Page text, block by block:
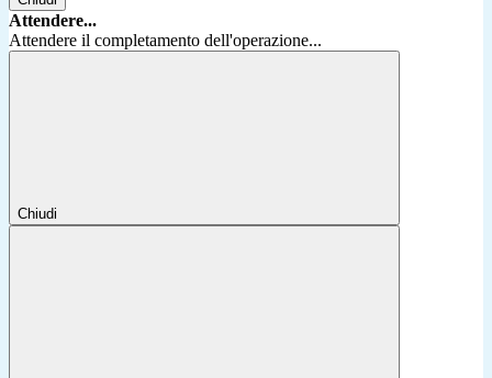
Attendere...
Attendere il completamento dell'operazione...
Chiudi